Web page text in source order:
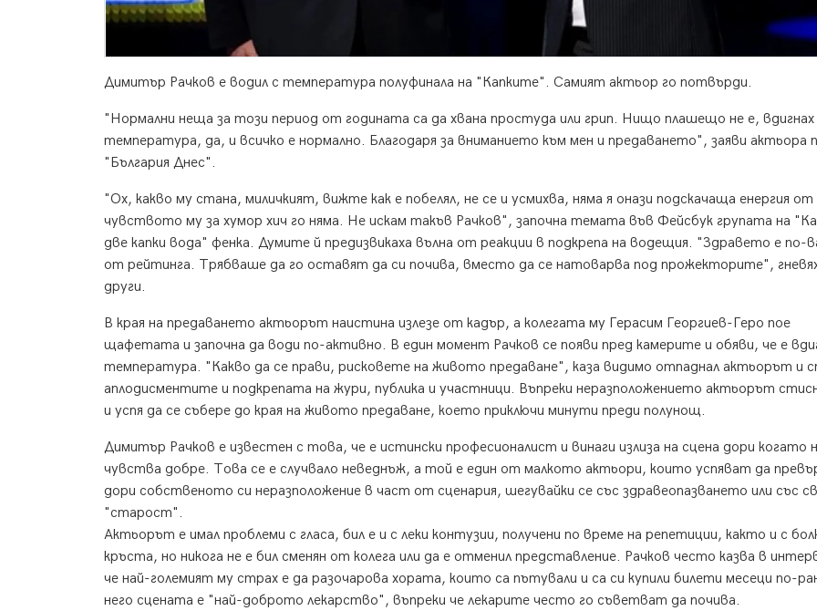
Димитър Рачков е водил с температура полуфинала на "Капките". Самият актьор го потвърди.
"Нормални неща за този период от годината са да хвана простуда или грип. Нищо плашещо не е, вдигнах
температура, да, и всичко е нормално. Благодаря за вниманието към мен и предаването", заяви актьора
"България Днес".
"Ох, какво му стана, миличкият, вижте как е побелял, не се и усмихва, няма я онази подскачаща енергия от
чувството му за хумор хич го няма. Не искам такъв Рачков", започна темата във Фейсбук групата на
две капки вода" фенка. Думите й предизвикаха вълна от реакции в подкрепа на водещия. "Здравето е по-
от рейтинга. Трябваше да го оставят да си почива, вместо да се натоварва под прожекторите",
други.
В края на предаването актьорът наистина излезе от кадър, а колегата му Герасим Георгиев-Геро пое
щафетата и започна да води по-активно. В един момент Рачков се появи пред камерите и обяви, че е
температура. "Какво да се прави, рисковете на живото предаване", каза видимо отпаднал актьорът и
аплодисментите и подкрепата на жури, публика и участници. Въпреки неразположението актьорът
и успя да се събере до края на живото предаване, което приключи минути преди полунощ.
Димитър Рачков е известен с това, че е истински професионалист и винаги излиза на сцена дори когато
чувства добре. Това се е случвало неведнъж, а той е един от малкото актьори, които успяват да
дори собственото си неразположение в част от сценария, шегувайки се със здравеопазването или със
"старост".
Актьорът е имал проблеми с гласа, бил е и с леки контузии, получени по време на репетиции, както и с
кръста, но никога не е бил сменян от колега или да е отменил представление. Рачков често казва в
че най-големият му страх е да разочарова хората, които са пътували и са си купили билети месеци по-
него сцената е "най-доброто лекарство", въпреки че лекарите често го съветват да почива.